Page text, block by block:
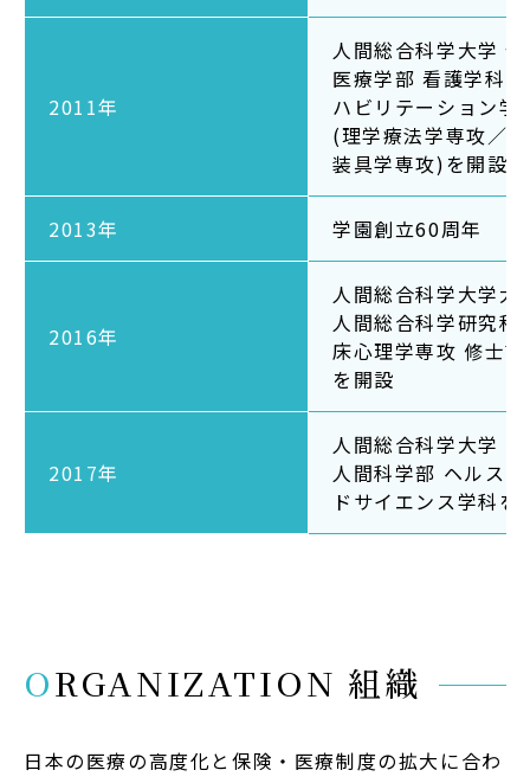
2011年
人間総合科学大学
医療学部 看護学科
ハビリテーション学
(理学療法学専攻／
装具学専攻)を開設
2013年 学園創立60周年
2016年
人間総合科学大学大
人間総合科学研究科
床心理学専攻 修士
を開設
2017年
人間総合科学大学
人間科学部 ヘルス
ドサイエンス学科を
ORGANIZATION 組織
日本の医療の高度化と保険・医療制度の拡大に合わ